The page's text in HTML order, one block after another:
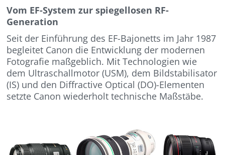
Vom EF-System zur spiegellosen RF-
Generation
Seit der Einführung des EF-Bajonetts im Jahr 1987
begleitet Canon die Entwicklung der modernen
Fotografie maßgeblich. Mit Technologien wie
dem Ultraschallmotor (USM), dem Bildstabilisator
(IS) und den Diffractive Optical (DO)-Elementen
setzte Canon wiederholt technische Maßstäbe.